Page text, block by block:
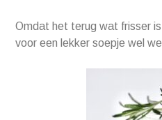
Omdat het terug wat frisser
voor een lekker soepje wel